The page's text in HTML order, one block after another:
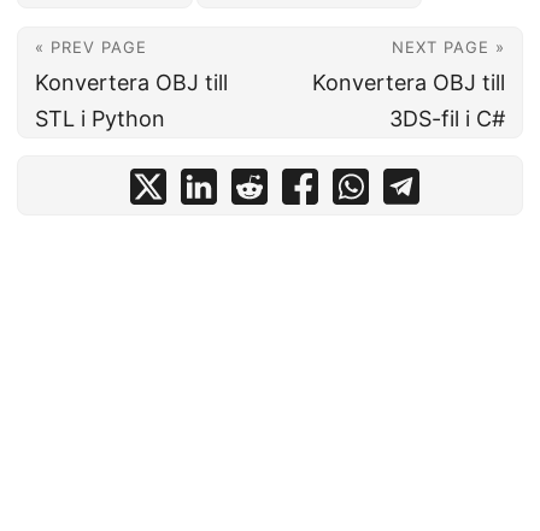
« PREV PAGE
Konvertera OBJ till
STL i Python
NEXT PAGE »
Konvertera OBJ till
3DS-fil i C#